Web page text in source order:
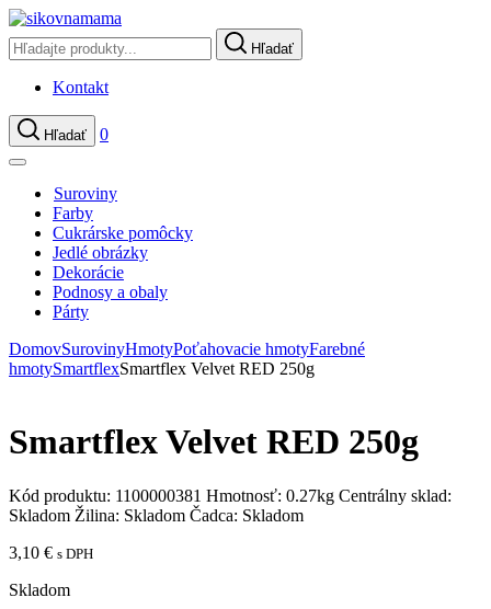
Hľadať
Kontakt
Hľadať 0
Suroviny
Farby
Cukrárske pomôcky
Jedlé obrázky
Dekorácie
Podnosy a obaly
Párty
DomovSurovinyHmotyPoťahovacie hmotyFarebné
hmotySmartflexSmartflex Velvet RED 250g
Smartflex Velvet RED 250g
Kód produktu: 1100000381 Hmotnosť: 0.27kg Centrálny sklad:
Skladom Žilina: Skladom Čadca: Skladom
3,10 € s DPH
Skladom